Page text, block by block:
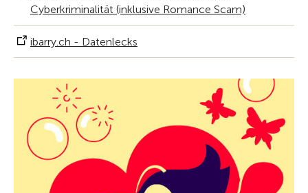
Cyberkriminalität (inklusive Romance Scam)
ibarry.ch - Datenlecks